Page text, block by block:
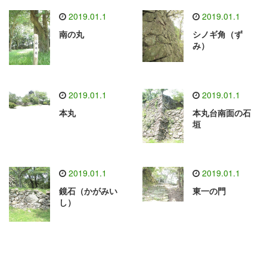
2019.01.1
南の丸
2019.01.1
シノギ角（ず
み）
2019.01.1
本丸
2019.01.1
本丸台南面の石
垣
2019.01.1
鏡石（かがみい
し）
2019.01.1
東一の門